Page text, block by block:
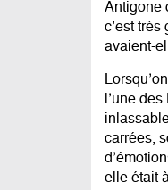
Antigone
c’est
avaient-
l’une
carrées,
elle était